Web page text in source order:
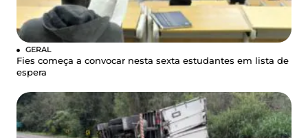
GERAL
Fies começa a convocar nesta sexta estudantes em lista de
espera